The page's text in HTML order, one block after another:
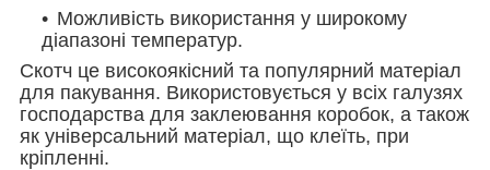
Можливість використання у широкому
діапазоні температур.
Скотч це високоякісний та популярний матеріал
для пакування. Використовується у всіх галузях
господарства для заклеювання коробок, а також
як універсальний матеріал, що клеїть, при
кріпленні.